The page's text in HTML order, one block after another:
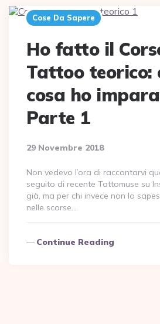
Cose Da Sapere
Ho fatto il
Tattoo teorico:
cosa ho
Parte 1
29 Novembre 2018
Non vedevo l’ora di raccontarvi
seguito di recente Tattomuse su
già, ma per chi invece non lo
nelle scorse…
Continue Reading